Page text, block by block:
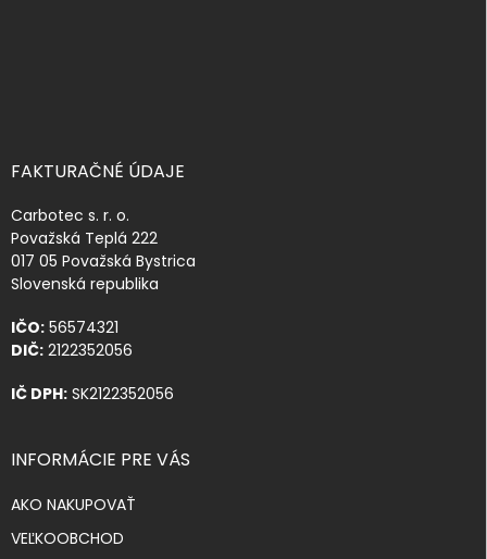
FAKTURAČNÉ ÚDAJE
Carbotec s. r. o.
Považská Teplá 222
017 05 Považská Bystrica
Slovenská republika
IČO: 56574321
DIČ: 2122352056
IČ DPH: SK2122352056
INFORMÁCIE PRE VÁS
AKO NAKUPOVAŤ
VEĽKOOBCHOD